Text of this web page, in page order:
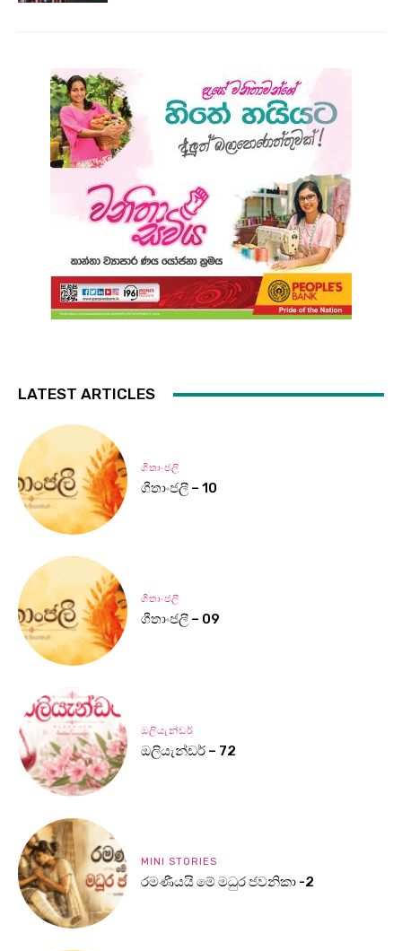
LATEST ARTICLES
ගීතාංජලී
ගීතාංජලී – 10
ගීතාංජලී
ගීතාංජලී – 09
ඔලියැන්ඩර්
ඔලියැන්ඩර් – 72
MINI STORIES
රමණීයයි මේ මධුර ජවනිකා -2